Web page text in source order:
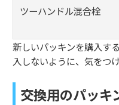
ツーハンドル混合栓
新しいパッキンを購入す
入しないように、気をつ
交換用のパッキ